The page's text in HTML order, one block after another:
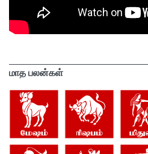
மாத பலன்கள்